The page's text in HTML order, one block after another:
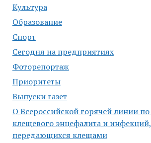
Культура
Образование
Спорт
Сегодня на предприятиях
Фоторепортаж
Приоритеты
Выпуски газет
О Всероссийской горячей линии
клещевого энцефалита и инфекций,
передающихся клещами